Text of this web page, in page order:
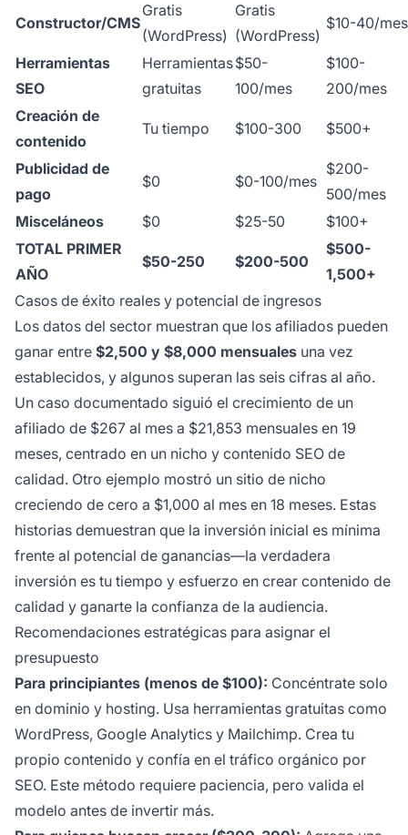
Constructor/CMS
Gratis
(WordPress)
Gratis
(WordPress)
$10-40/mes
Herramientas
SEO
Herramientas
gratuitas
$50-
100/mes
$100-
200/mes
Creación de
contenido
Tu tiempo $100-300 $500+
Publicidad de
pago
$0 $0-100/mes
$200-
500/mes
Misceláneos
$0 $25-50
$100+
TOTAL PRIMER
AÑO
$50-250 $200-500
$500-
1,500+
Casos de éxito reales y potencial de ingresos
Los datos del sector muestran que los afiliados pueden
ganar entre $2,500 y $8,000 mensuales una vez
establecidos, y algunos superan las seis cifras al año.
Un caso documentado siguió el crecimiento de un
afiliado de $267 al mes a $21,853 mensuales en 19
meses, centrado en un nicho y contenido SEO de
calidad. Otro ejemplo mostró un sitio de nicho
creciendo de cero a $1,000 al mes en 18 meses. Estas
historias demuestran que la inversión inicial es mínima
frente al potencial de ganancias—la verdadera
inversión es tu tiempo y esfuerzo en crear contenido de
calidad y ganarte la confianza de la audiencia.
Recomendaciones estratégicas para asignar el
presupuesto
Para principiantes (menos de $100): Concéntrate solo
en dominio y hosting. Usa herramientas gratuitas como
WordPress, Google Analytics y Mailchimp. Crea tu
propio contenido y confía en el tráfico orgánico por
SEO. Este método requiere paciencia, pero valida el
modelo antes de invertir más.